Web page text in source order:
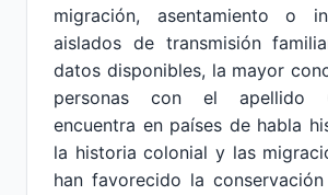
migración, asentamiento o
aislados de transmisión
datos disponibles, la mayor
personas con el apellido
encuentra en países de habla
la historia colonial y las
han favorecido la